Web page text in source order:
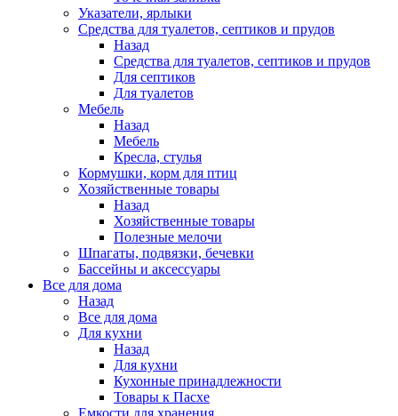
Указатели, ярлыки
Средства для туалетов, септиков и прудов
Назад
Средства для туалетов, септиков и прудов
Для септиков
Для туалетов
Мебель
Назад
Мебель
Кресла, стулья
Кормушки, корм для птиц
Хозяйственные товары
Назад
Хозяйственные товары
Полезные мелочи
Шпагаты, подвязки, бечевки
Бассейны и аксессуары
Все для дома
Назад
Все для дома
Для кухни
Назад
Для кухни
Кухонные принадлежности
Товары к Пасхе
Емкости для хранения